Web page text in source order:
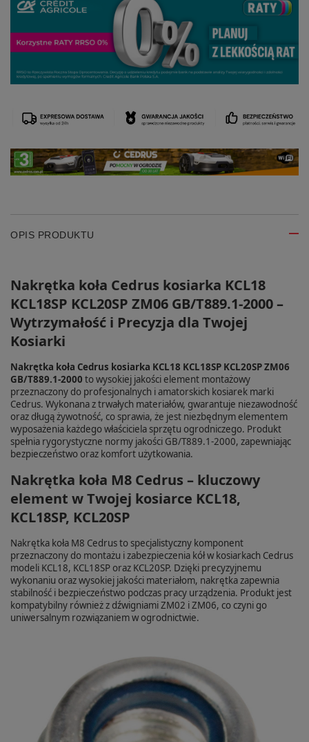
OPIS PRODUKTU
Nakrętka koła Cedrus kosiarka KCL18
KCL18SP KCL20SP ZM06 GB/T889.1-2000 –
Wytrzymałość i Precyzja dla Twojej
Kosiarki
Nakrętka koła Cedrus kosiarka KCL18 KCL18SP KCL20SP ZM06
GB/T889.1-2000 to wysokiej jakości element montażowy
przeznaczony do profesjonalnych i amatorskich kosiarek marki
Cedrus. Wykonana z trwałych materiałów, gwarantuje niezawodność
oraz długą żywotność, co sprawia, że jest niezbędnym elementem
wyposażenia każdego właściciela sprzętu ogrodniczego. Produkt
spełnia rygorystyczne normy jakości GB/T889.1-2000, zapewniając
bezpieczeństwo oraz komfort użytkowania.
Nakrętka koła M8 Cedrus – kluczowy
element w Twojej kosiarce KCL18,
KCL18SP, KCL20SP
Nakrętka koła M8 Cedrus to specjalistyczny komponent
przeznaczony do montażu i zabezpieczenia kół w kosiarkach Cedrus
modeli KCL18, KCL18SP oraz KCL20SP. Dzięki precyzyjnemu
wykonaniu oraz wysokiej jakości materiałom, nakrętka zapewnia
stabilność i bezpieczeństwo podczas pracy urządzenia. Produkt jest
kompatybilny również z dźwigniami ZM02 i ZM06, co czyni go
uniwersalnym rozwiązaniem w ogrodnictwie.